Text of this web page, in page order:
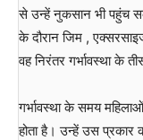
से उन्हें नुकसान भी पहुंच
के दौरान जिम ,
वह निरंतर गर्भावस्था के
गर्भावस्था के समय
होता है। उन्हें उस